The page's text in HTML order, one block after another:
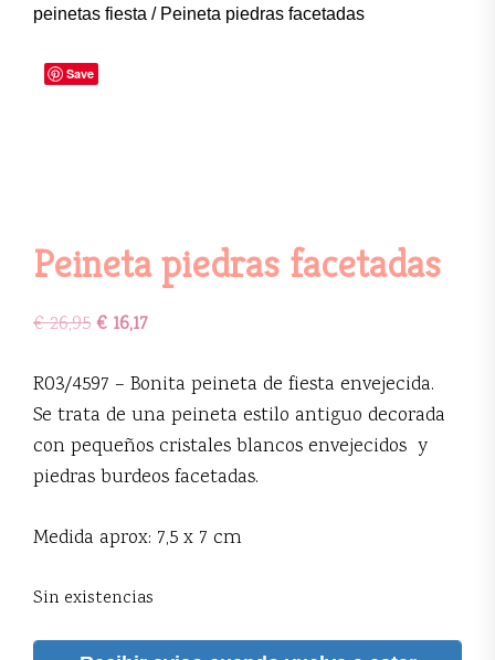
peinetas fiesta / Peineta piedras facetadas
Save
Peineta piedras facetadas
€26,95€ 16,17
R03/4597 – Bonita peineta de fiesta envejecida.
Se trata de una peineta estilo antiguo decorada
con pequeños cristales blancos envejecidos y
piedras burdeos facetadas.
Medida aprox: 7,5 x 7 cm
Sin existencias